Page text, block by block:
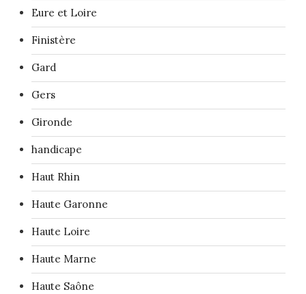
Eure et Loire
Finistère
Gard
Gers
Gironde
handicape
Haut Rhin
Haute Garonne
Haute Loire
Haute Marne
Haute Saône